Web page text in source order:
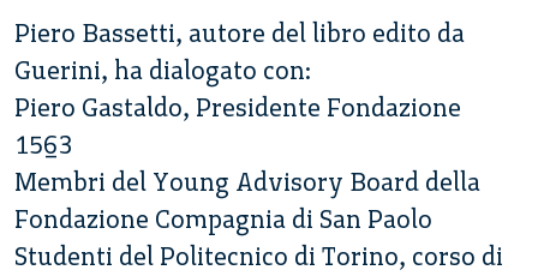
Piero Bassetti, autore del libro edito da
Guerini, ha dialogato con:
Piero Gastaldo, Presidente Fondazione
1563
Membri del Young Advisory Board della
Fondazione Compagnia di San Paolo
Studenti del Politecnico di Torino, corso di